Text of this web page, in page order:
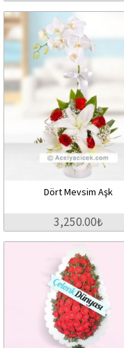
Dört Mevsim Aşk
3,250.00₺